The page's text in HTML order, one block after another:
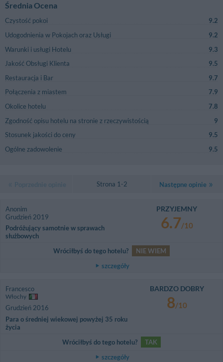
Średnia Ocena
Czystość pokoi
9.2
Udogodnienia w Pokojach oraz Usługi
9.2
Warunki i usługi Hotelu
9.3
Jakość Obsługi Klienta
9.5
Restauracja i Bar
9.7
Połączenia z miastem
7.9
Okolice hotelu
7.8
Zgodność opisu hotelu na stronie z rzeczywistością
9
Stosunek jakości do ceny
9.5
Ogólne zadowolenie
9.5
Strona 1-2 Następne opinie
Anonim
Grudzień 2019
Podróżujący samotnie w sprawach
służbowych
PRZYJEMNY
6.7/10
Wróciłbyś do tego hotelu?
NIE WIEM
szczegóły
Francesco
Włochy
Grudzień 2016
Para o średniej wiekowej powyżej 35 roku
życia
BARDZO DOBRY
8/10
Wróciłbyś do tego hotelu?
TAK
szczegóły